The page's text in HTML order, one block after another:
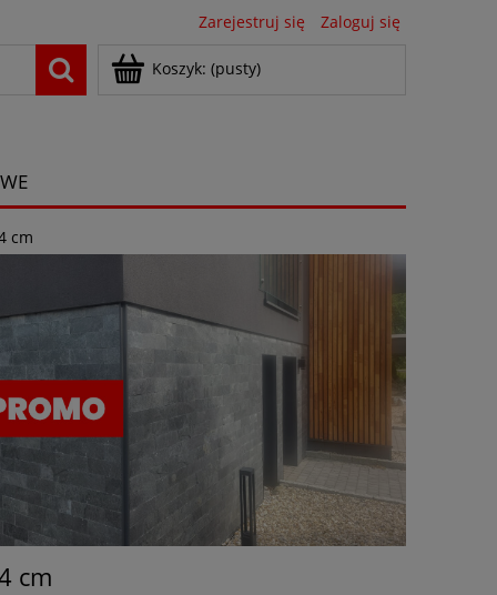
Zarejestruj się Zaloguj się
Koszyk: (pusty)
cm
cm